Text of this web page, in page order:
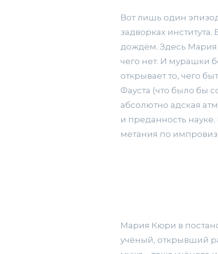
Вот лишь один
задворках
дождём. Здесь Мария
чего нет. И мурашки
открывает то, чего
Фауста (что было бы
абсолютно адская
и преданность
метания по
Мария Кюри в
учёный, открывший